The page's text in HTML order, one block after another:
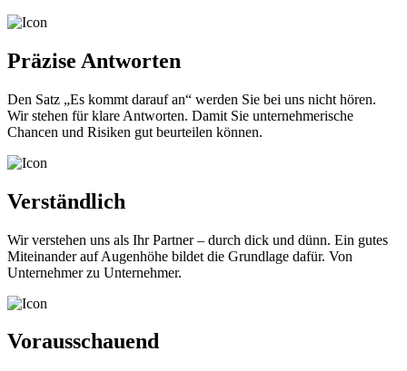
Präzise Antworten
Den Satz „Es kommt darauf an“ werden Sie bei uns nicht hören.
Wir stehen für klare Antworten. Damit Sie unternehmerische
Chancen und Risiken gut beurteilen können.
Verständlich
Wir verstehen uns als Ihr Partner – durch dick und dünn. Ein gutes
Miteinander auf Augenhöhe bildet die Grundlage dafür. Von
Unternehmer zu Unternehmer.
Vorausschauend